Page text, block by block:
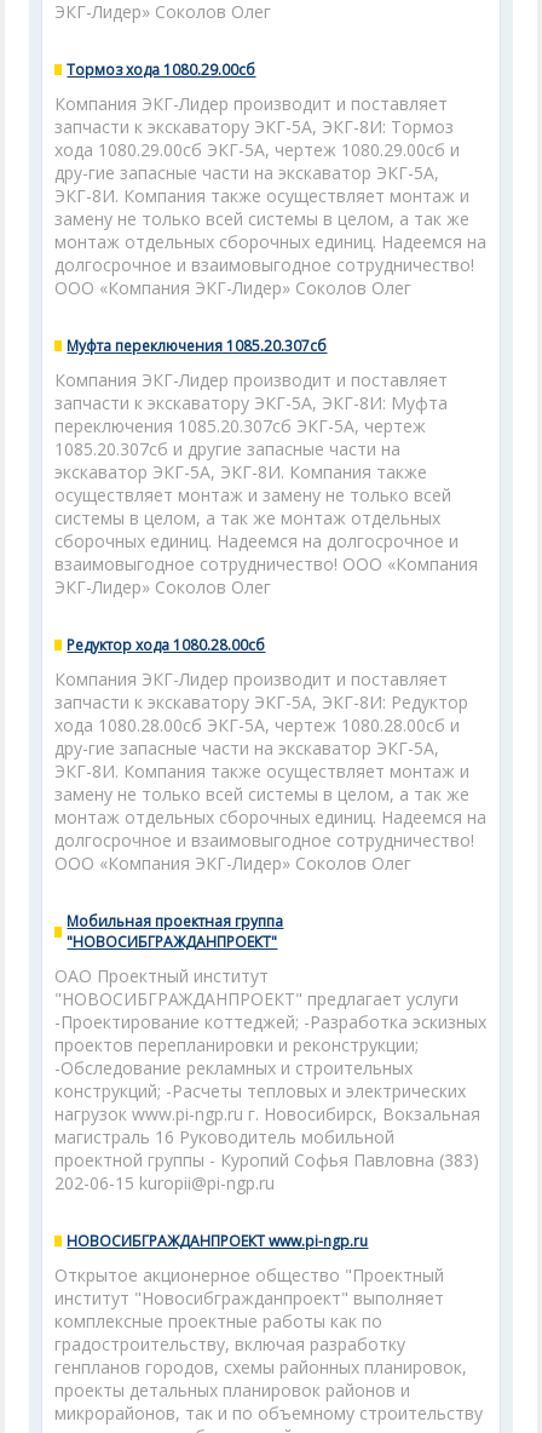
ЭКГ-Лидер» Соколов Олег
Тормоз хода 1080.29.00сб
Компания ЭКГ-Лидер производит и поставляет
запчасти к экскаватору ЭКГ-5А, ЭКГ-8И: Тормоз
хода 1080.29.00сб ЭКГ-5А, чертеж 1080.29.00сб и
дру-гие запасные части на экскаватор ЭКГ-5А,
ЭКГ-8И. Компания также осуществляет монтаж и
замену не только всей системы в целом, а так же
монтаж отдельных сборочных единиц. Надеемся на
долгосрочное и взаимовыгодное сотрудничество!
ООО «Компания ЭКГ-Лидер» Соколов Олег
Муфта переключения 1085.20.307сб
Компания ЭКГ-Лидер производит и поставляет
запчасти к экскаватору ЭКГ-5А, ЭКГ-8И: Муфта
переключения 1085.20.307сб ЭКГ-5А, чертеж
1085.20.307сб и другие запасные части на
экскаватор ЭКГ-5А, ЭКГ-8И. Компания также
осуществляет монтаж и замену не только всей
системы в целом, а так же монтаж отдельных
сборочных единиц. Надеемся на долгосрочное и
взаимовыгодное сотрудничество! ООО «Компания
ЭКГ-Лидер» Соколов Олег
Редуктор хода 1080.28.00сб
Компания ЭКГ-Лидер производит и поставляет
запчасти к экскаватору ЭКГ-5А, ЭКГ-8И: Редуктор
хода 1080.28.00сб ЭКГ-5А, чертеж 1080.28.00сб и
дру-гие запасные части на экскаватор ЭКГ-5А,
ЭКГ-8И. Компания также осуществляет монтаж и
замену не только всей системы в целом, а так же
монтаж отдельных сборочных единиц. Надеемся на
долгосрочное и взаимовыгодное сотрудничество!
ООО «Компания ЭКГ-Лидер» Соколов Олег
Мобильная проектная группа
"НОВОСИБГРАЖДАНПРОЕКТ"
ОАО Проектный институт
"НОВОСИБГРАЖДАНПРОЕКТ" предлагает услуги
-Проектирование коттеджей; -Разработка эскизных
проектов перепланировки и реконструкции;
-Обследование рекламных и строительных
конструкций; -Расчеты тепловых и электрических
нагрузок www.pi-ngp.ru г. Новосибирск, Вокзальная
магистраль 16 Руководитель мобильной
проектной группы - Куропий Софья Павловна (383)
202-06-15 kuropii@pi-ngp.ru
НОВОСИБГРАЖДАНПРОЕКТ www.pi-ngp.ru
Открытое акционерное общество "Проектный
институт "Новосибгражданпроект" выполняет
комплексные проектные работы как по
градостроительству, включая разработку
генпланов городов, схемы районных планировок,
проекты детальных планировок районов и
микрорайонов, так и по объемному строительству